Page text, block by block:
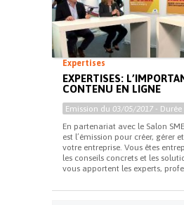
Expertises
EXPERTISES:
CONTENU EN LIGNE
Emission du 03/05/2017 - Durée
En partenariat avec le Salon
est l’émission pour créer, gérer
votre entreprise. Vous êtes
les conseils concrets et les
vous apportent les experts,